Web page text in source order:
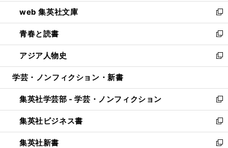
ン
ド
ウ
で
開
く
ウ
ィ
ン
ド
ウ
で
開
し
い
ウ
ィ
ン
ド
ウ
開
く
web 集英社文庫
新
し
い
ウ
ィ
ン
ウ
で
開
く
青春と読書
新
し
い
ウ
ン
ド
ウ
で
開
く
アジア人物史
新
し
ウ
ィ
ン
ド
ウ
で
学芸・ノンフィクション・新書
集英社学芸部 - 学芸・ノンフィクション
新
し
い
ウ
ィ
集英社ビジネス書
新
し
い
集英社新書
新